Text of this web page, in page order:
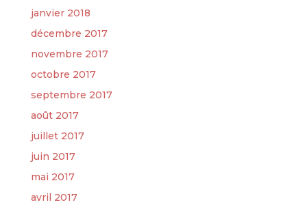
janvier 2018
décembre 2017
novembre 2017
octobre 2017
septembre 2017
août 2017
juillet 2017
juin 2017
mai 2017
avril 2017